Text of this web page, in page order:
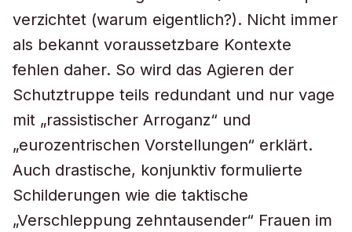
verzichtet (warum eigentlich?). Nicht immer
als bekannt voraussetzbare Kontexte
fehlen daher. So wird das Agieren der
Schutztruppe teils redundant und nur vage
mit „rassistischer Arroganz“ und
„eurozentrischen Vorstellungen“ erklärt.
Auch drastische, konjunktiv formulierte
Schilderungen wie die taktische
„Verschleppung zehntausender“ Frauen im